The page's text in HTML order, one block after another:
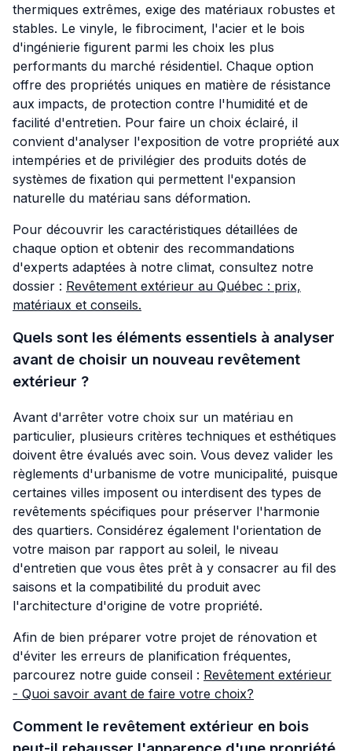
thermiques extrêmes, exige des matériaux robustes et
stables. Le vinyle, le fibrociment, l'acier et le bois
d'ingénierie figurent parmi les choix les plus
performants du marché résidentiel. Chaque option
offre des propriétés uniques en matière de résistance
aux impacts, de protection contre l'humidité et de
facilité d'entretien. Pour faire un choix éclairé, il
convient d'analyser l'exposition de votre propriété aux
intempéries et de privilégier des produits dotés de
systèmes de fixation qui permettent l'expansion
naturelle du matériau sans déformation.
Pour découvrir les caractéristiques détaillées de
chaque option et obtenir des recommandations
d'experts adaptées à notre climat, consultez notre
dossier : Revêtement extérieur au Québec : prix,
matériaux et conseils.
Quels sont les éléments essentiels à analyser
avant de choisir un nouveau revêtement
extérieur ?
Avant d'arrêter votre choix sur un matériau en
particulier, plusieurs critères techniques et esthétiques
doivent être évalués avec soin. Vous devez valider les
règlements d'urbanisme de votre municipalité, puisque
certaines villes imposent ou interdisent des types de
revêtements spécifiques pour préserver l'harmonie
des quartiers. Considérez également l'orientation de
votre maison par rapport au soleil, le niveau
d'entretien que vous êtes prêt à y consacrer au fil des
saisons et la compatibilité du produit avec
l'architecture d'origine de votre propriété.
Afin de bien préparer votre projet de rénovation et
d'éviter les erreurs de planification fréquentes,
parcourez notre guide conseil : Revêtement extérieur
- Quoi savoir avant de faire votre choix?
Comment le revêtement extérieur en bois